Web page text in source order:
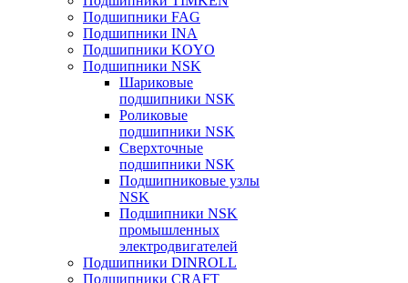
Подшипники FAG
Подшипники INA
Подшипники KOYO
Подшипники NSK
Шариковые
подшипники NSK
Роликовые
подшипники NSK
Сверхточные
подшипники NSK
Подшипниковые узлы
NSK
Подшипники NSK
промышленных
электродвигателей
Подшипники DINROLL
Подшипники CRAFT